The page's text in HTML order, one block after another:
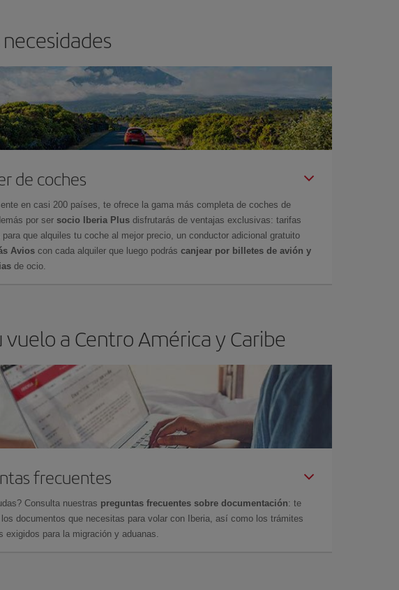
de coches
en casi 200 países, te ofrece la gama más completa de coches de
por ser socio Iberia Plus disfrutarás de ventajas exclusivas: tarifas
que alquiles tu coche al mejor precio, un conductor adicional gratuito
Avios con cada alquiler que luego podrás canjear por billetes de avión y
de ocio.
a Centro América y Caribe
frecuentes
Consulta nuestras preguntas frecuentes sobre documentación: te
documentos que necesitas para volar con Iberia, así como los trámites
exigidos para la migración y aduanas.